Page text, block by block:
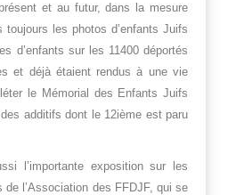
et au futur, dans la mesure
toujours les photos d’enfants Juifs
d’enfants sur les 11400 déportés
et déjà étaient rendus à une vie
le Mémorial des Enfants Juifs
additifs dont le 12ième est paru
l’importante exposition sur les
de l’Association des FFDJF, qui se